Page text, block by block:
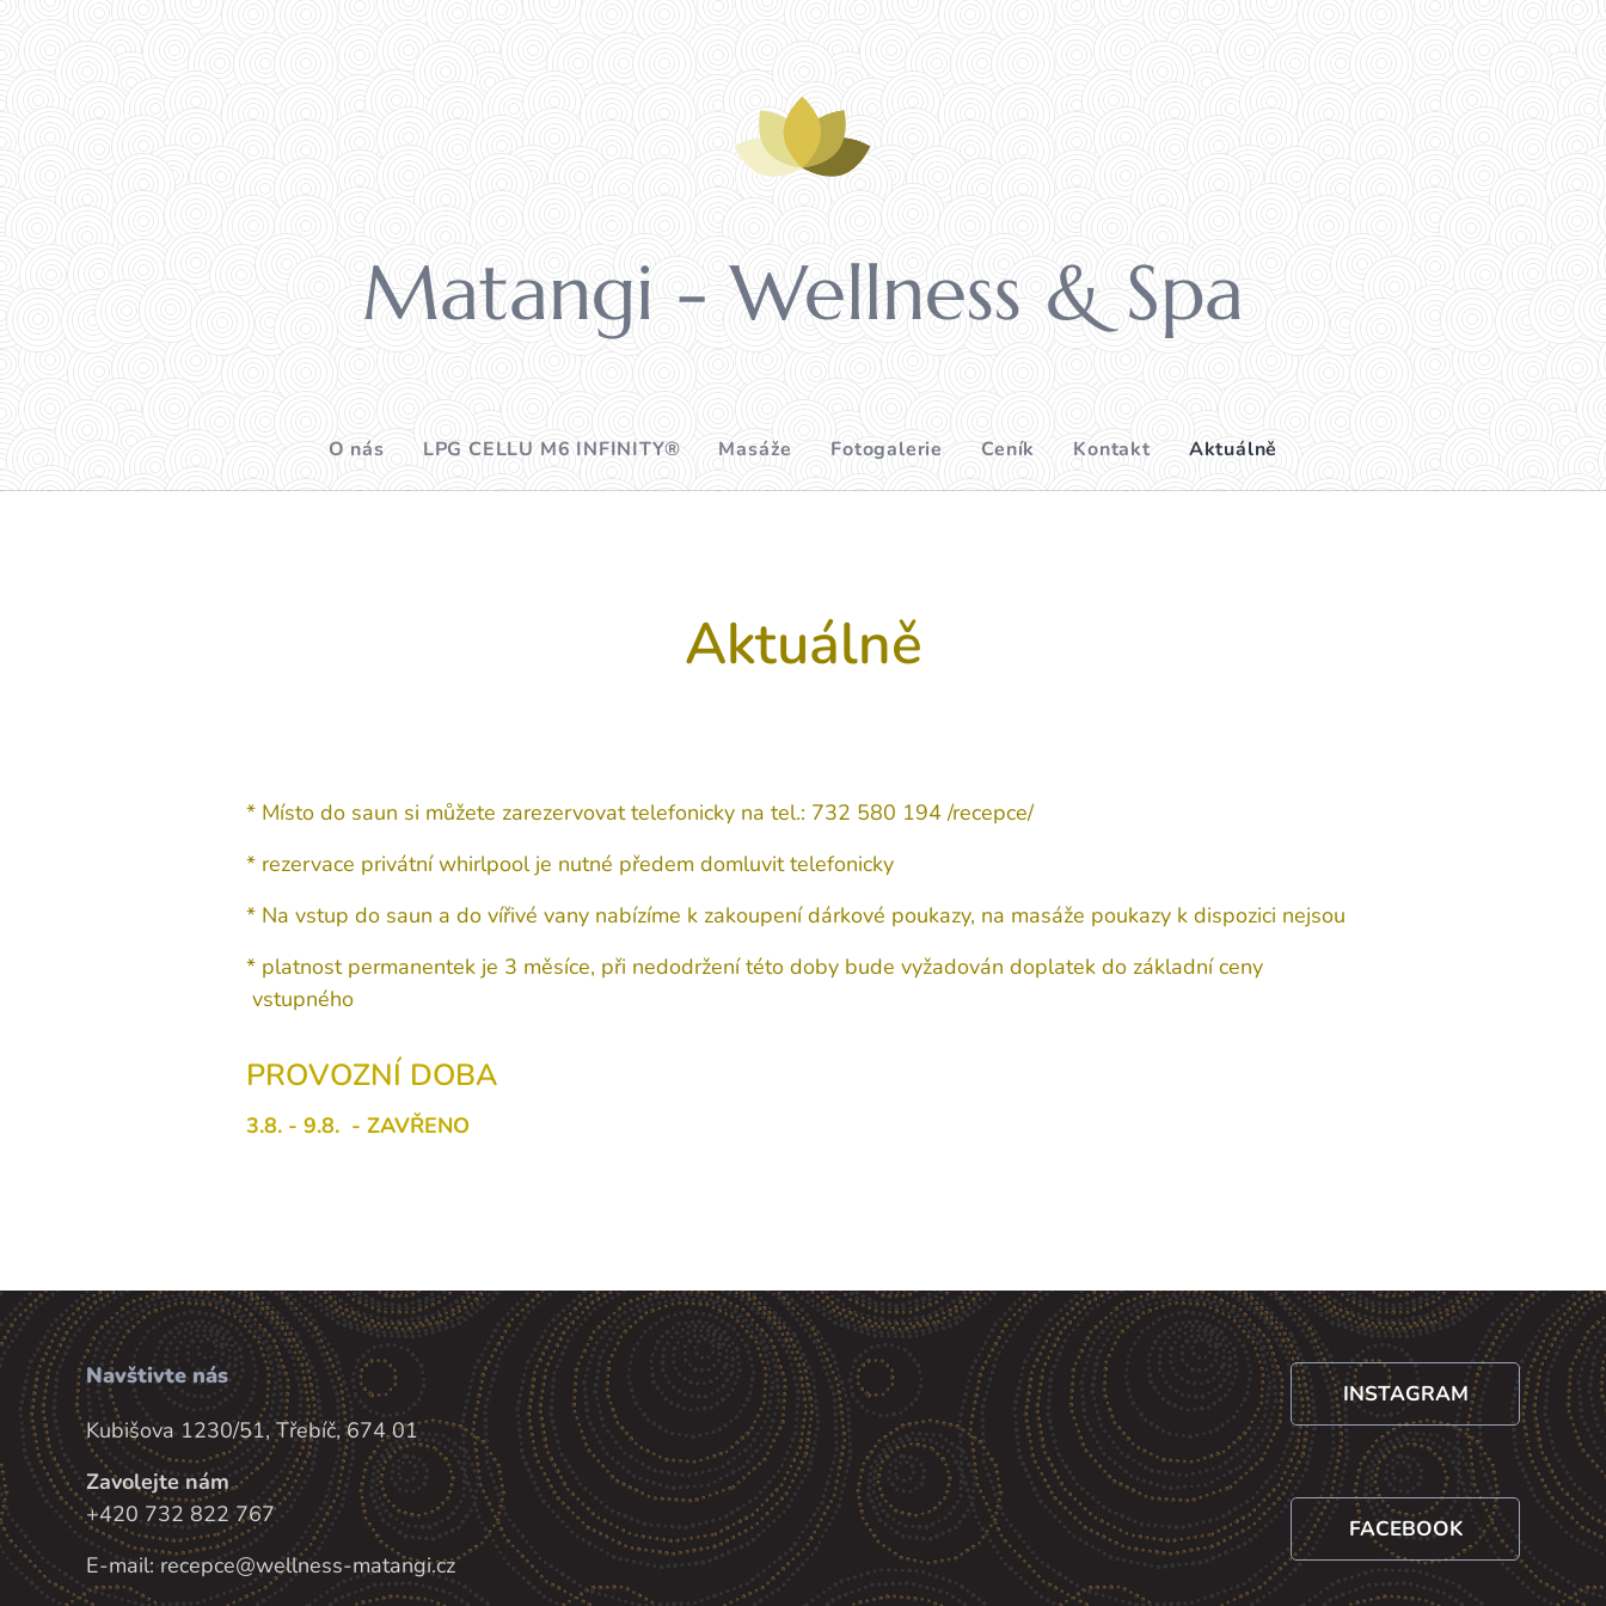
Matangi - Wellness & Spa
O nás LPG CELLU M6 INFINITY® Masáže Fotogalerie Ceník Kontakt Aktuálně
Aktuálně
* Místo do saun si můžete zarezervovat telefonicky na tel.: 732 580 194 /recepce/
* rezervace privátní whirlpool je nutné předem domluvit telefonicky
* Na vstup do saun a do vířivé vany nabízíme k zakoupení dárkové poukazy, na masáže poukazy k dispozici nejsou
* platnost permanentek je 3 měsíce, při nedodržení této doby bude vyžadován doplatek do základní ceny
vstupného
PROVOZNÍ DOBA
3.8. - 9.8. - ZAVŘENO
Navštivte nás
Kubišova 1230/51, Třebíč, 674 01
Zavolejte nám
+420 732 822 767
E-mail: recepce@wellness-matangi.cz
INSTAGRAM
FACEBOOK